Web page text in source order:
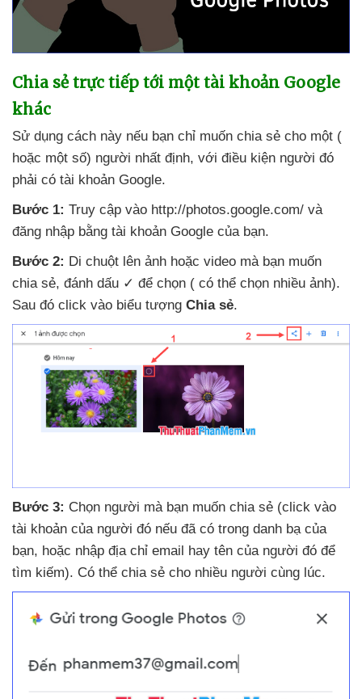
Chia sẻ trực tiếp tới một tài khoản Google
khác
Sử dụng cách này nếu bạn chỉ muốn chia sẻ cho một (
hoặc một số) người nhất định, với điều kiện người đó
phải có tài khoản Google.
Bước 1: Truy cập vào http://photos.google.com/ và
đăng nhập bằng tài khoản Google của bạn.
Bước 2: Di chuột lên ảnh hoặc video mà bạn muốn
chia sẻ, đánh dấu ✓ để chọn ( có thể chọn nhiều ảnh).
Sau đó click vào biểu tượng Chia sẻ.
Bước 3: Chọn người mà bạn muốn chia sẻ (click vào
tài khoản của người đó nếu đã có trong danh bạ của
bạn, hoặc nhập địa chỉ email hay tên của người đó để
tìm kiếm). Có thể chia sẻ cho nhiều người cùng lúc.